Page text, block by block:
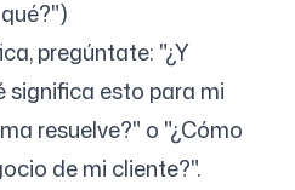
pregúntate: "¿Y
significa esto para mi
resuelve?" o "¿Cómo
de mi cliente?".